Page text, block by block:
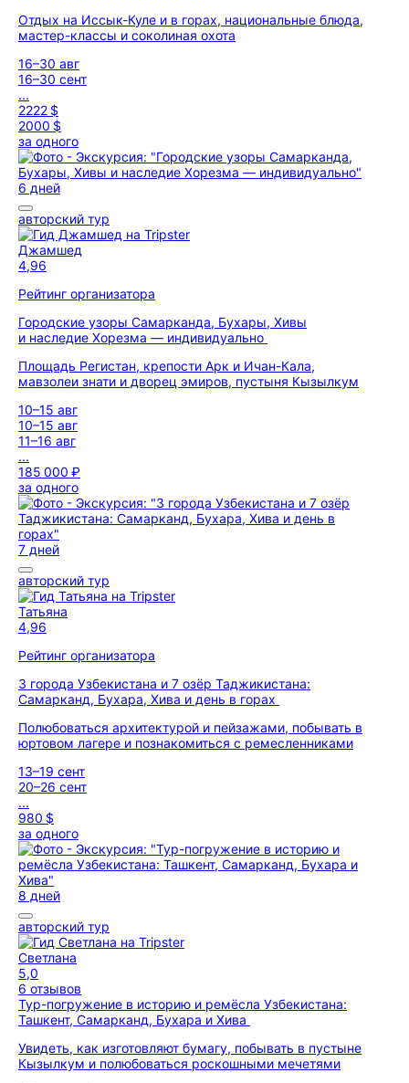
Отдых на Иссык-Куле и в горах, национальные блюда,
мастер-классы и соколиная охота
16–30 авг
16–30 сент
...
2222 $
2000 $
за одного
6 дней
авторский тур
Джамшед
4,96
Рейтинг организатора
Городские узоры Самарканда, Бухары, Хивы
и наследие Хорезма — индивидуально
Площадь Регистан, крепости Арк и Ичан-Кала,
мавзолеи знати и дворец эмиров, пустыня Кызылкум
10–15 авг
10–15 авг
11–16 авг
...
185 000 ₽
за одного
7 дней
авторский тур
Татьяна
4,96
Рейтинг организатора
3 города Узбекистана и 7 озёр Таджикистана:
Самарканд, Бухара, Хива и день в горах
Полюбоваться архитектурой и пейзажами, побывать в
юртовом лагере и познакомиться с ремесленниками
13–19 сент
20–26 сент
...
980 $
за одного
8 дней
авторский тур
Светлана
5,0
6 отзывов
Тур-погружение в историю и ремёсла Узбекистана:
Ташкент, Самарканд, Бухара и Хива
Увидеть, как изготовляют бумагу, побывать в пустыне
Кызылкум и полюбоваться роскошными мечетями